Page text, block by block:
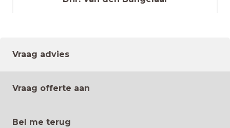
Vraag advies
Vraag offerte aan
Bel me terug